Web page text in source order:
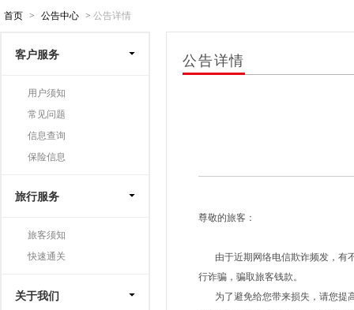
首页 > 公告中心 > 公告详情
客户服务
用户须知
常见问题
信息查询
保险信息
旅行服务
旅客须知
快速通关
关于我们
公告详情
尊敬的旅客：
由于近期网络电信欺诈频发，有不
行诈骗，骗取旅客钱款。
为了避免给您带来损失，请您提高